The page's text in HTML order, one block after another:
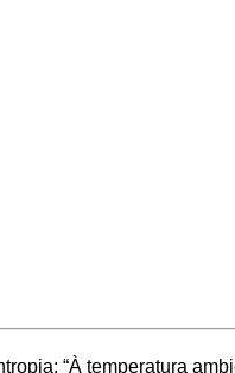
“À temperatura